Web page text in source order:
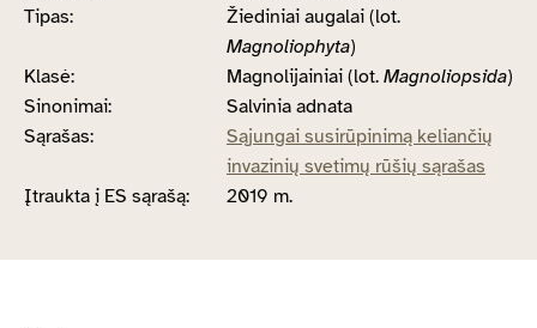
Tipas:
Žiediniai augalai (lot.
Magnoliophyta)
Klasė:
Magnolijainiai (lot. Magnoliopsida)
Sinonimai:
Salvinia adnata
Sąrašas:
Sąjungai susirūpinimą keliančių
invazinių svetimų rūšių sąrašas
Įtraukta į ES sąrašą:
2019 m.